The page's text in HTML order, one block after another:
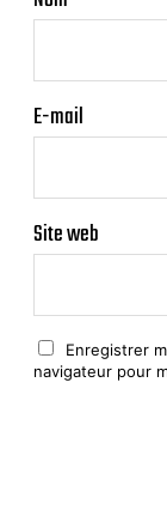
E-mail
Site web
Enregistrer
navigateur pour